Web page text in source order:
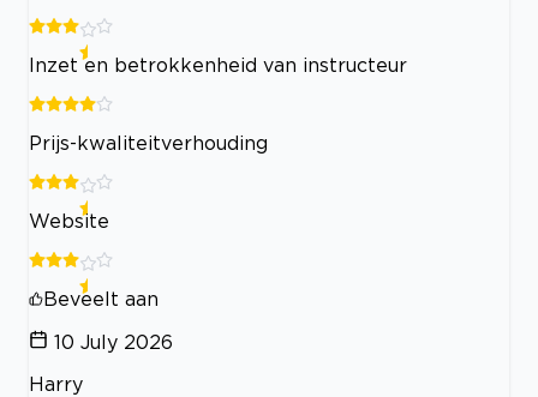
Inzet en betrokkenheid van instructeur
Prijs-kwaliteitverhouding
Website
Beveelt aan
10 July 2026
Harry